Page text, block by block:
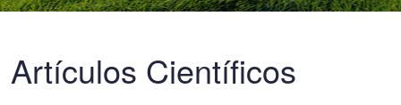
Artículos Científicos